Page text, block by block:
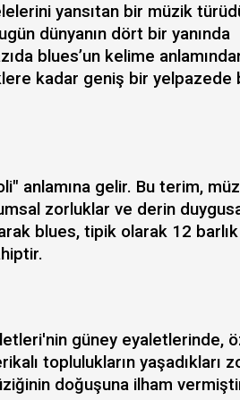
yansıtan bir müzik
dünyanın dört bir yanında
blues’un kelime
kadar geniş bir yelpazede
anlamına gelir. Bu terim,
zorluklar ve derin
blues, tipik olarak 12 barlık
güney eyaletlerinde,
toplulukların yaşadıkları
doğuşuna ilham